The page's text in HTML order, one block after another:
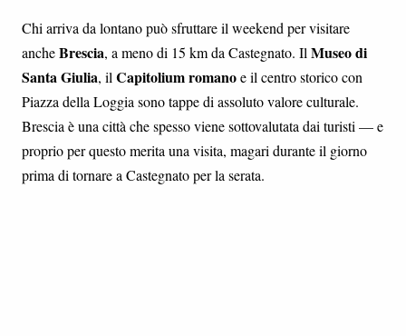
Chi arriva da lontano può sfruttare il weekend per visitare
ancheBrescia, a meno di 15 km da Castegnato. Il Museo di
Santa Giulia, il Capitolium romanoe il centro storico con
Piazza della Loggia sono tappe di assoluto valore culturale.
Brescia è una città che spesso viene sottovalutata dai turisti — e
proprio per questo merita una visita, magari durante il giorno
prima di tornare a Castegnato per la serata.